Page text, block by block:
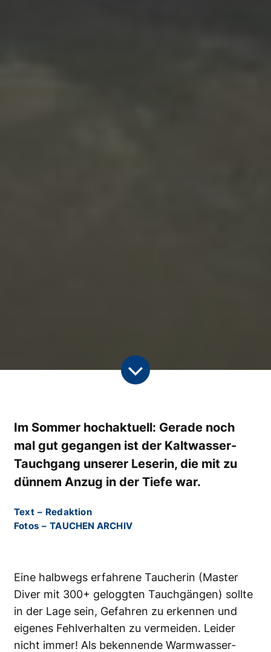
Im Sommer hochaktuell: Gerade noch
mal gut gegangen ist der Kaltwasser-
Tauchgang unserer Leserin, die mit zu
dünnem Anzug in der Tiefe war.
Text – Redaktion
Fotos – TAUCHEN ARCHIV
Eine halbwegs erfahrene Taucherin (Master
Diver mit 300+ geloggten Tauchgängen) sollte
in der Lage sein, Gefahren zu erkennen und
eigenes Fehlverhalten zu vermeiden. Leider
nicht immer! Als bekennende Warmwasser-